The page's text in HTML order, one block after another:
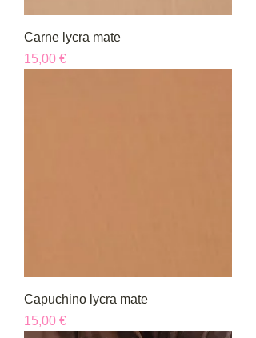
Carne lycra mate
Precio
15,00 €
Capuchino lycra mate
Precio
15,00 €